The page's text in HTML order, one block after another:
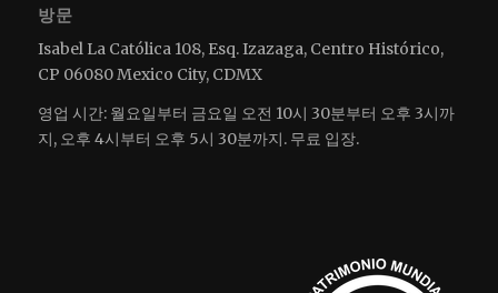
방문
Isabel La Católica 108, Esq. Izazaga, Centro Histórico,
CP 06080 Mexico City, CDMX
영업 시간: 월요일부터 금요일 오전 10시 30분부터 오후 3시까
지, 오후 4시부터 오후 5시 30분까지. 무료 입장.